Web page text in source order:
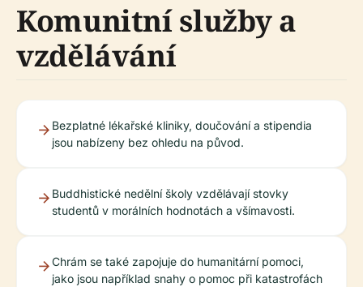
Komunitní služby a
vzdělávání
Bezplatné lékařské kliniky, doučování a stipendia
jsou nabízeny bez ohledu na původ.
Buddhistické nedělní školy vzdělávají stovky
studentů v morálních hodnotách a všímavosti.
Chrám se také zapojuje do humanitární pomoci,
jako jsou například snahy o pomoc při katastrofách